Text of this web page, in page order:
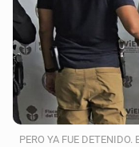
PERO YA FUE